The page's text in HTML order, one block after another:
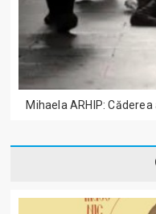
Mihaela ARHIP: